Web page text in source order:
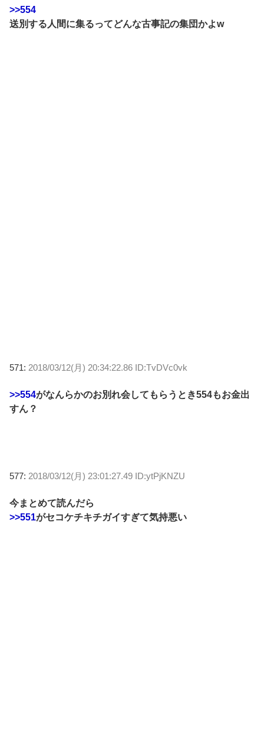
>>554
送別する人間に集るってどんな古事記の集団かよw
571: 2018/03/12(月) 20:34:22.86 ID:TvDVc0vk
>>554がなんらかのお別れ会してもらうとき554もお金出
すん？
577: 2018/03/12(月) 23:01:27.49 ID:ytPjKNZU
今まとめて読んだら
>>551がセコケチキチガイすぎて気持悪い